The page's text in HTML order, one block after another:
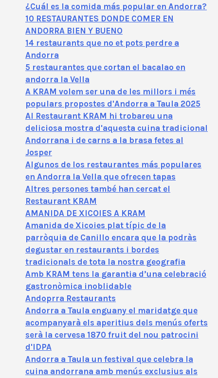
¿Cuál es la comida más popular en Andorra?
10 RESTAURANTES DONDE COMER EN
ANDORRA BIEN Y BUENO
14 restaurants que no et pots perdre a
Andorra
5 restaurantes que cortan el bacalao en
andorra la Vella
A KRAM volem ser una de les millors i més
populars propostes d'Andorra a Taula 2025
Al Restaurant KRAM hi trobareu una
deliciosa mostra d'aquesta cuina tradicional
Andorrana i de carns a la brasa fetes al
Josper
Algunos de los restaurantes más populares
en Andorra la Vella que ofrecen tapas
Altres persones també han cercat el
Restaurant KRAM
AMANIDA DE XICOIES A KRAM
Amanida de Xicoies plat típic de la
parròquia de Canillo encara que la podràs
degustar en restaurants i bordes
tradicionals de tota la nostra geografia
Amb KRAM tens la garantia d’una celebració
gastronòmica inoblidable
Andoprra Restaurants
Andorra a Taula enguany el maridatge que
acompanyarà els aperitius dels menús oferts
serà la cervesa 1870 fruit del nou patrocini
d'IDPA
Andorra a Taula un festival que celebra la
cuina andorrana amb menús exclusius als